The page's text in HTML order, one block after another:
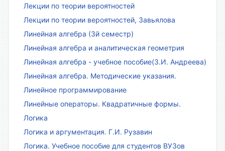
Лекции по теории вероятностей
Лекции по теории вероятностей, Завьялова
Линейная алгебра (3й семестр)
Линейная алгебра и аналитическая геометрия
Линейная алгебра - учебное пособие(З.И. Андреева)
Линейная алгебра. Методические указания.
Линейное программирование
Линейные операторы. Квадратичные формы.
Логика
Логика и аргументация. Г.И. Рузавин
Логика. Учебное пособие для студентов ВУЗов